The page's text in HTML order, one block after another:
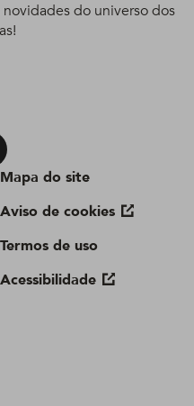
Mapa do site
Aviso de cookies
Termos de uso
Acessibilidade
do universo dos